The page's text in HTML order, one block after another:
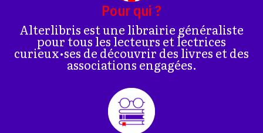
Pour qui ?
Alterlibris est une librairie généraliste
pour tous les lecteurs et lectrices
curieux•ses de découvrir des livres et des
associations engagées.